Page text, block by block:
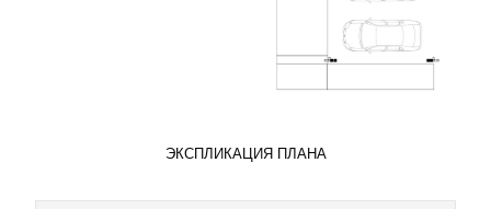
ЭКСПЛИКАЦИЯ ПЛАНА